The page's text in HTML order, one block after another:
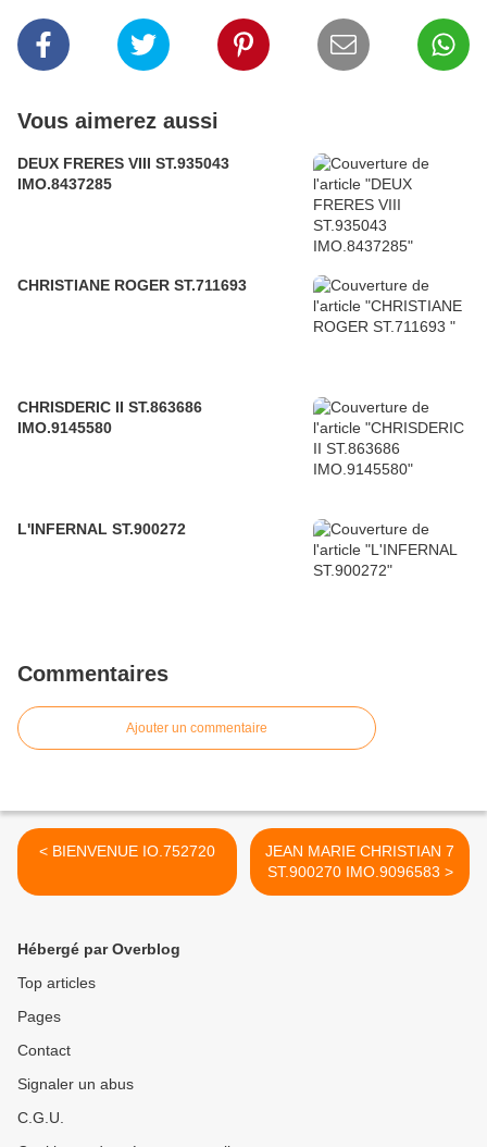
Vous aimerez aussi
DEUX FRERES VIII ST.935043
IMO.8437285
CHRISTIANE ROGER ST.711693
CHRISDERIC II ST.863686
IMO.9145580
L'INFERNAL ST.900272
Commentaires
Ajouter un commentaire
< BIENVENUE IO.752720
JEAN MARIE CHRISTIAN 7
ST.900270 IMO.9096583 >
Hébergé par Overblog
Top articles
Pages
Contact
Signaler un abus
C.G.U.